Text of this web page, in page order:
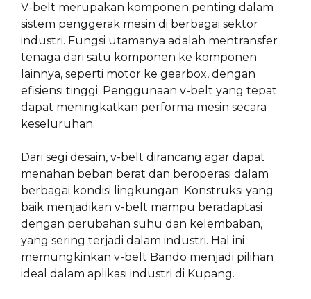
V-belt merupakan komponen penting dalam
sistem penggerak mesin di berbagai sektor
industri. Fungsi utamanya adalah mentransfer
tenaga dari satu komponen ke komponen
lainnya, seperti motor ke gearbox, dengan
efisiensi tinggi. Penggunaan v-belt yang tepat
dapat meningkatkan performa mesin secara
keseluruhan.
Dari segi desain, v-belt dirancang agar dapat
menahan beban berat dan beroperasi dalam
berbagai kondisi lingkungan. Konstruksi yang
baik menjadikan v-belt mampu beradaptasi
dengan perubahan suhu dan kelembaban,
yang sering terjadi dalam industri. Hal ini
memungkinkan v-belt Bando menjadi pilihan
ideal dalam aplikasi industri di Kupang.